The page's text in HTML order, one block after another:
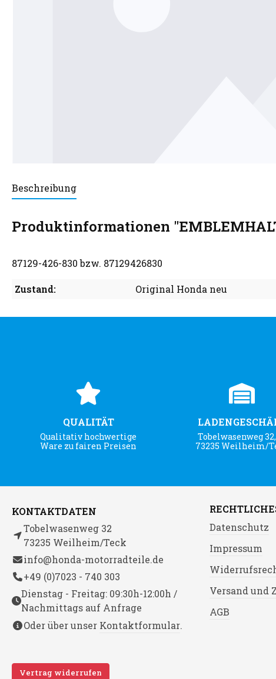
Beschreibung
Produktinformationen
87129-426-830 bzw. 87129426830
Zustand: Original Honda neu
QUALITÄT
Qualitativ hochwertige
Ware zu fairen Preisen
Tobelwasenweg
73235 Weilheim/
KONTAKTDATEN
Tobelwasenweg 32
73235 Weilheim/Teck
info@honda-motorradteile.de
+49 (0)7023 - 740 303
Dienstag - Freitag: 09:30h-12:00h /
Nachmittags auf Anfrage
Oder über unser Kontaktformular.
Vertrag widerrufen
Datenschutz
Impressum
Versand und
AGB